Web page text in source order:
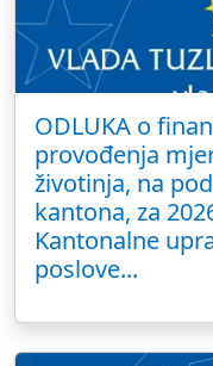
ODLUKA o
provođenja
životinja, na
kantona, za
Kantonalne
poslove...